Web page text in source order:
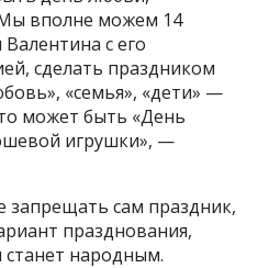
вполне можем 14
с его
сделать праздником
«семья», «дети» —
может быть «День
игрушки», —
запрещать сам праздник,
празднования,
народным.